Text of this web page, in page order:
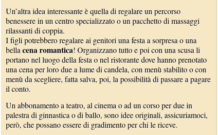
Un’altra idea interessante è quella di regalare un percorso
benessere in un centro specializzato o un pacchetto di massaggi
rilassanti di coppia.
I figli potrebbero regalare ai genitori una festa a sorpresa o una
bellacena romantica! Organizzano tutto e poi con una scusa li
portano nel luogo della festa o nel ristorante dove hanno prenotato
una cena per loro due a lume di candela, con menù stabilito o con
menù da scegliere, fatta salva, poi, la possibilità di passare a pagare
il conto.
Un abbonamento a teatro, al cinema o ad un corso per due in
palestra di ginnastica o di ballo, sono idee originali, assicuriamoci,
però, che possano essere di gradimento per chi le riceve.